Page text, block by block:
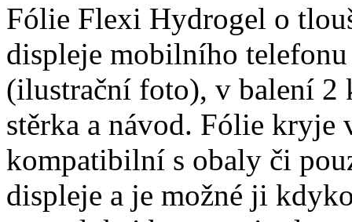
Fólie Flexi Hydrogel o
displeje mobilního
(ilustrační foto), v balení 2
stěrka a návod. Fólie kryje
kompatibilní s obaly či
displeje a je možné ji